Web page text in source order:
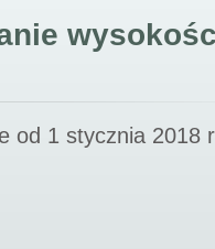
od 1 stycznia 2018